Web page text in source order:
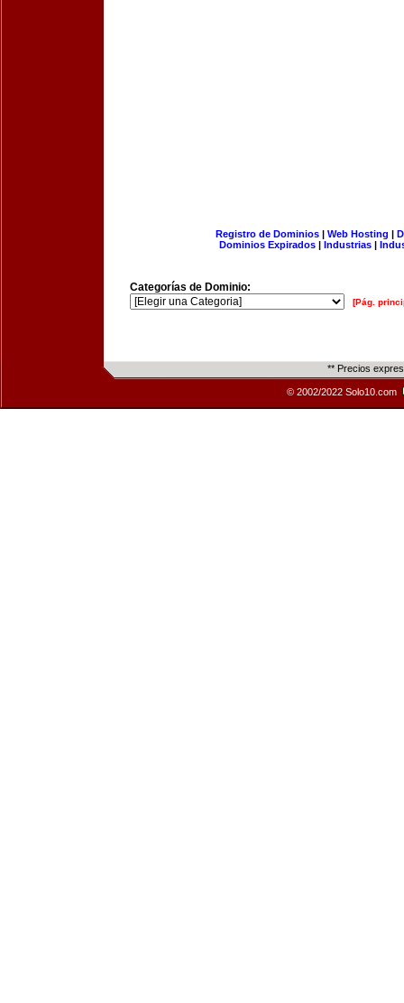
Registro de Dominios| Web Hosting |
Dominios Expirados | Industrias |
Categorías de Dominio:
[Pág.
** Precios
© 2002/2022 Solo10.com